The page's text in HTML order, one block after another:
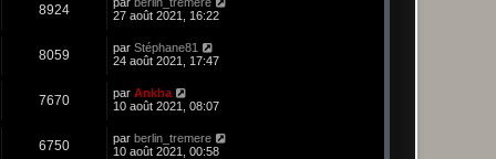
8924
27 août 2021, 16:22
8059 par Stéphane81
24 août 2021, 17:47
7670 par Ankha
10 août 2021, 08:07
6750 par berlin_tremere
10 août 2021, 00:58